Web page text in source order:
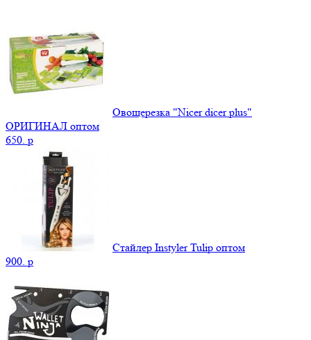
Овощерезка "Nicer dicer plus"
ОРИГИНАЛ оптом
650. p
Стайлер Instyler Tulip оптом
900. p